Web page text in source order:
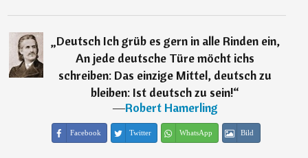
„Deutsch Ich grüb es gern in alle Rinden ein,
An jede deutsche Türe möcht ichs
schreiben: Das einzige Mittel, deutsch zu
bleiben: Ist deutsch zu sein!“
―Robert Hamerling
Facebook Twitter WhatsApp Bild